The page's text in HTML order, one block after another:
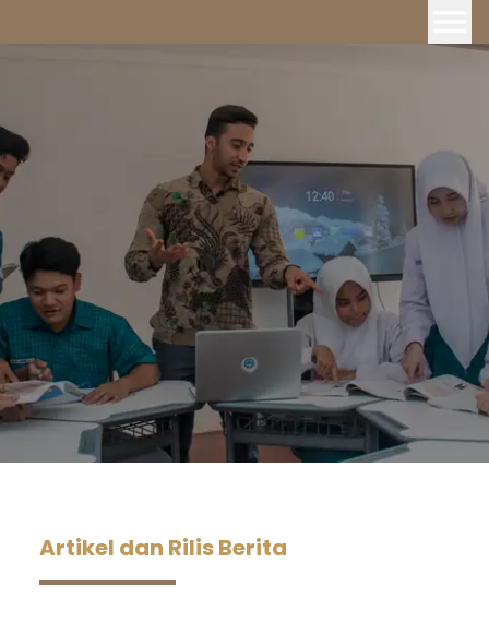
Artikel dan Rilis Berita